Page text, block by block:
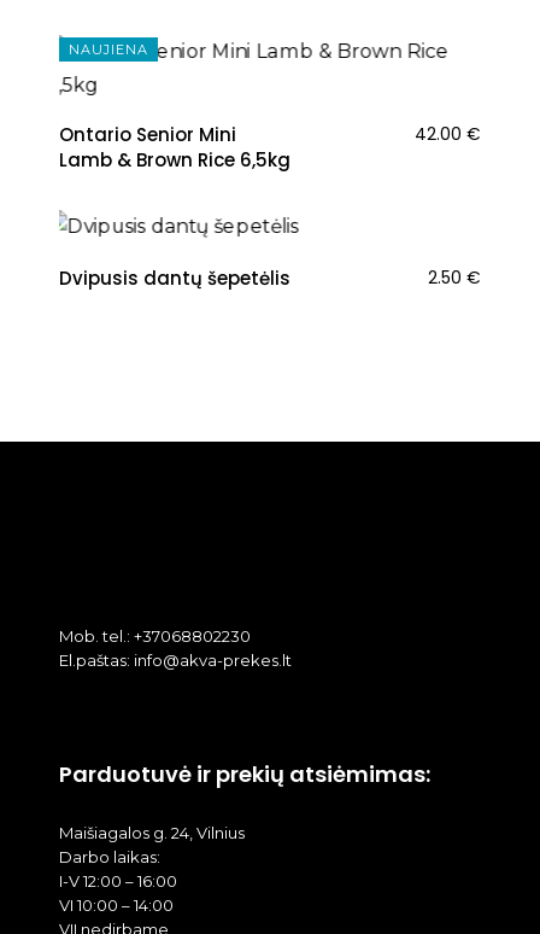
NAUJIENA
Ontario Senior Mini
Lamb & Brown Rice 6,5kg
42.00 €
Dvipusis dantų šepetėlis 2.50 €
Mob. tel.: +37068802230
El.paštas: info@akva-prekes.lt
Parduotuvė ir prekių atsiėmimas:
Maišiagalos g. 24, Vilnius
Darbo laikas:
I-V 12:00 – 16:00
VI 10:00 – 14:00
VII nedirbame